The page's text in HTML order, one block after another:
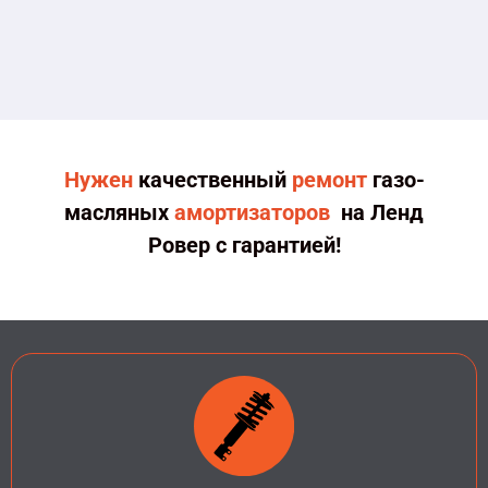
Нуженкачественный ремонтгазо-
масляных амортизаторов на Ленд
Ровер с гарантией!